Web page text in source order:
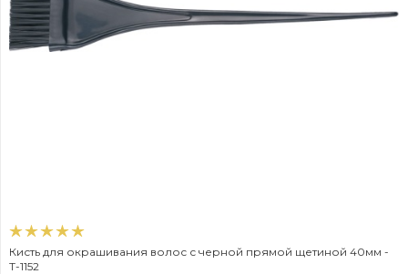
Кисть для окрашивания волос с черной прямой щетиной 40мм -
T-1152